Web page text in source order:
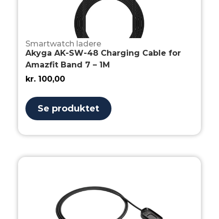
Smartwatch ladere
Akyga AK-SW-48 Charging Cable for
Amazfit Band 7 – 1M
kr. 100,00
Se produktet